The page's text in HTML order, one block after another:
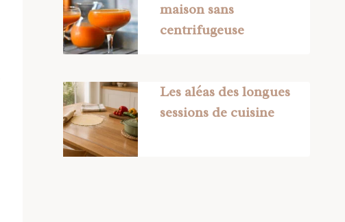
maison sans
centrifugeuse
Les aléas des longues
sessions de cuisine